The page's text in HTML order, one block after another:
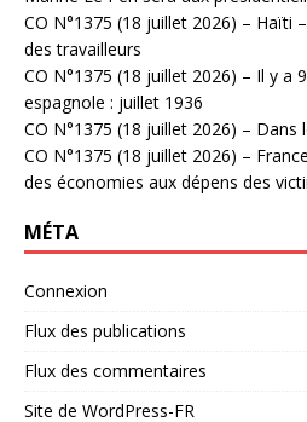
CO N°1375 (18 juillet 2026) – Haïti
des travailleurs
CO N°1375 (18 juillet 2026) – Il y a
espagnole : juillet 1936
CO N°1375 (18 juillet 2026) – Dans
CO N°1375 (18 juillet 2026) –
des économies aux dépens des
MÉTA
Connexion
Flux des publications
Flux des commentaires
Site de WordPress-FR